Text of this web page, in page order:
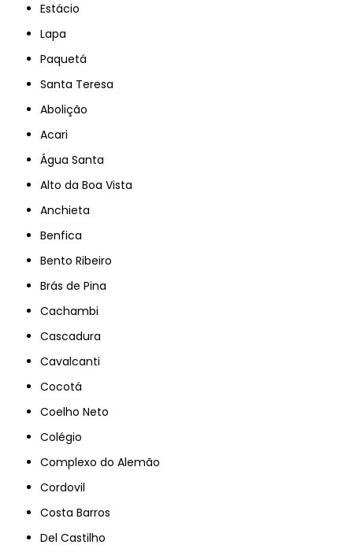
Estácio
Lapa
Paquetá
Santa Teresa
Abolição
Acari
Água Santa
Alto da Boa Vista
Anchieta
Benfica
Bento Ribeiro
Brás de Pina
Cachambi
Cascadura
Cavalcanti
Cocotá
Coelho Neto
Colégio
Complexo do Alemão
Cordovil
Costa Barros
Del Castilho